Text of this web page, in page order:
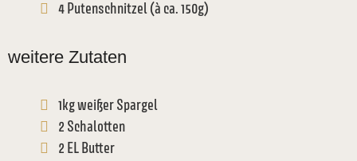
4 Putenschnitzel (à ca. 150g)
weitere Zutaten
1kg weißer Spargel
2 Schalotten
2 EL Butter